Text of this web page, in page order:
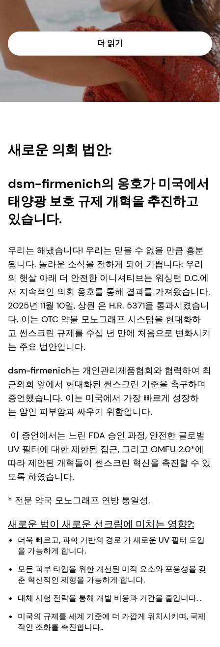
더 읽기
새로운 의회 법안:
dsm-firmenich의 옹호가 미국에서
태양광 보호 규제 개혁을 추진하고
있습니다.
우리는 해냈습니다! 우리는 믿을 수 없을 만큼 흥분
됩니다. 놀라운 소식을 전하게 되어 기쁩니다: 우리
의 햇살 아래 더 안전한 이니셔티브는 워싱턴 D.C.에
서 지속적인 의회 옹호를 통해 결과를 가져왔습니다.
2025년 11월 10일, 상원 은 H.R. 5371을 통과시켰습니
다. 이는 OTC 약물 모노그래프 시스템을 현대화하
고 썬스크린 규제를 수십 년 만에 처음으로 변화시키
는 주요 법안입니다.
dsm-firmenich는 개인관리제품협회와 협력하여 최
근의회 앞에서 현대화된 썬스크린 기준을 촉구하며
증언했습니다. 이는 미국에서 가장 빠르게 성장하
는 암인 피부암과 싸우기 위함입니다.
이 증언에서는 느린 FDA 승인 과정, 안전한 글로벌
UV 필터에 대한 제한된 접근, 그리고 OMFU 2.0*에
따라 제안된 개혁들이 썬스크린 혁신을 촉진할 수 있
도록 하였습니다.
* 전문 약국 모노그래프 연방 통일성.
새로운 법이 새로운 선크림에 미치는 영향?:
더욱 빠르고, 과학 기반의 경로 가 새로운 UV 필터 도입
을 가능하게 합니다.
모든 피부 타입을 위한 개선된 미적 요소와 포용성을 갖
춘 혁신적인 제형을 가능하게 합니다.
대체 시험 전략을 통해 개발 비용과 기간을 줄입니다..
미국의 규제를 세계 기준에 더 가깝게 위치시키며, 국제
적인 조화를 촉진합니다..